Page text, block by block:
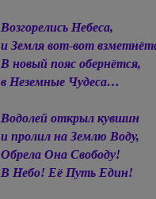
Возгорелись Небеса,
и Земля вот-вот
В новый пояс обернётся,
в Неземные Чудеса…
Водолей открыл кувшин
и пролил на Землю Воду,
Обрела Она Свободу!
В Небо! Её Путь Един!